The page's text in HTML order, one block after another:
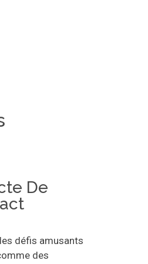
De
défis amusants
des